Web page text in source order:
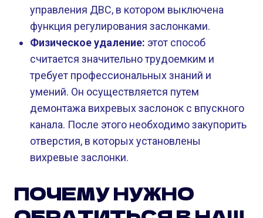
управления ДВС, в котором выключена
функция регулирования заслонками.
Физическое удаление: этот способ
считается значительно трудоемким и
требует профессиональных знаний и
умений. Он осуществляется путем
демонтажа вихревых заслонок с впускного
канала. После этого необходимо закупорить
отверстия, в которых установлены
вихревые заслонки.
ПОЧЕМУ НУЖНО